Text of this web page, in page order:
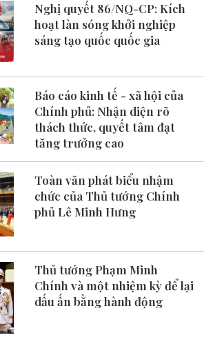
Nghị quyết 86/NQ-CP: Kích
hoạt làn sóng khởi nghiệp
sáng tạo quốc quốc gia
Báo cáo kinh tế - xã hội của
Chính phủ: Nhận diện rõ
thách thức, quyết tâm đạt
tăng trưởng cao
Toàn văn phát biểu nhậm
chức của Thủ tướng Chính
phủ Lê Minh Hưng
Thủ tướng Phạm Minh
Chính và một nhiệm kỳ để lại
dấu ấn bằng hành động